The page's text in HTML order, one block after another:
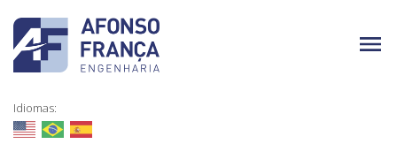
Idiomas: